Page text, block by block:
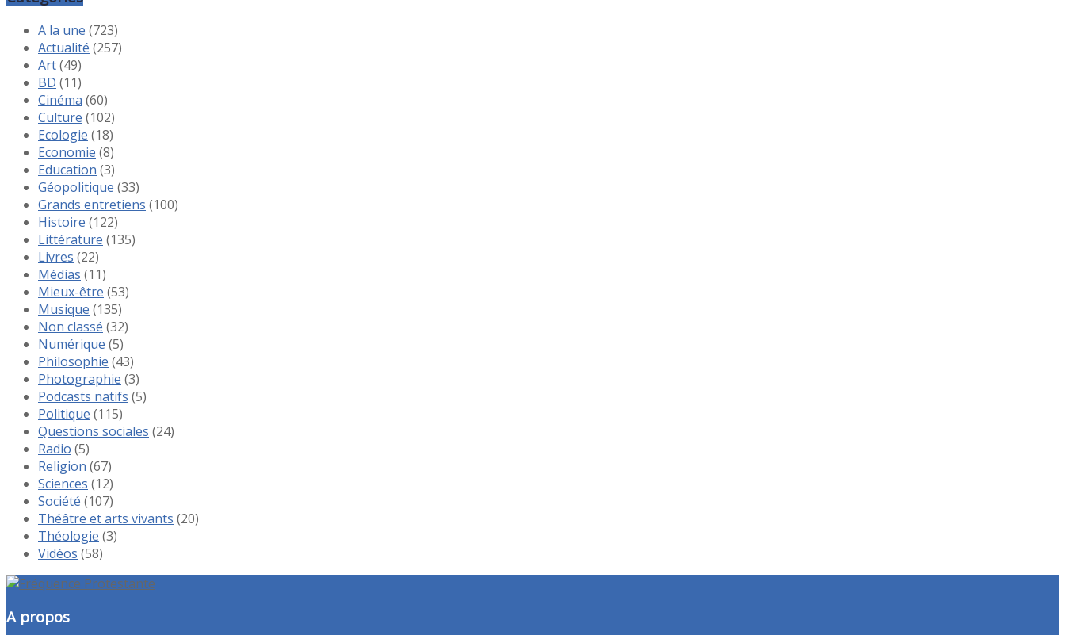
A la une (723)
Actualité (257)
Art(49)
BD (11)
Cinéma (60)
Culture (102)
Ecologie (18)
Economie (8)
Education (3)
Géopolitique (33)
Grands entretiens (100)
Histoire (122)
Littérature (135)
Livres (22)
Médias (11)
Mieux-être (53)
Musique (135)
Non classé (32)
Numérique (5)
Philosophie (43)
Photographie (3)
Podcasts natifs (5)
Politique (115)
Questions sociales (24)
Radio (5)
Religion (67)
Sciences (12)
Société (107)
Théâtre et arts vivants (20)
Théologie (3)
Vidéos (58)
A propos